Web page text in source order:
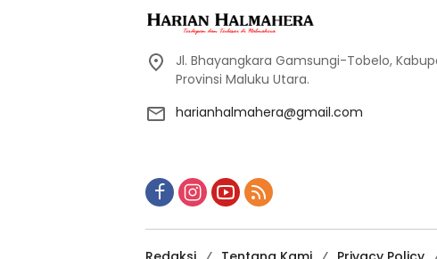
Jl. Bhayangkara Gamsungi-Tobelo,
Provinsi Maluku Utara.
harianhalmahera@gmail.com